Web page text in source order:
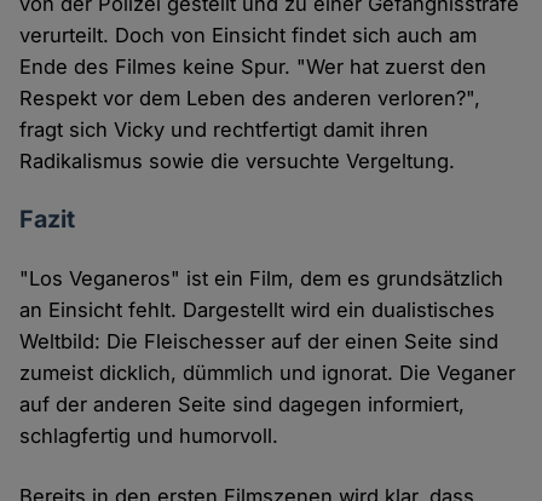
verurteilt. Doch von Einsicht findet sich auch am
Ende des Filmes keine Spur. "Wer hat zuerst den
Respekt vor dem Leben des anderen verloren?",
fragt sich Vicky und rechtfertigt damit ihren
Radikalismus sowie die versuchte Vergeltung.
Fazit
"Los Veganeros" ist ein Film, dem es grundsätzlich
an Einsicht fehlt. Dargestellt wird ein dualistisches
Weltbild: Die Fleischesser auf der einen Seite sind
zumeist dicklich, dümmlich und ignorat. Die Veganer
auf der anderen Seite sind dagegen informiert,
schlagfertig und humorvoll.